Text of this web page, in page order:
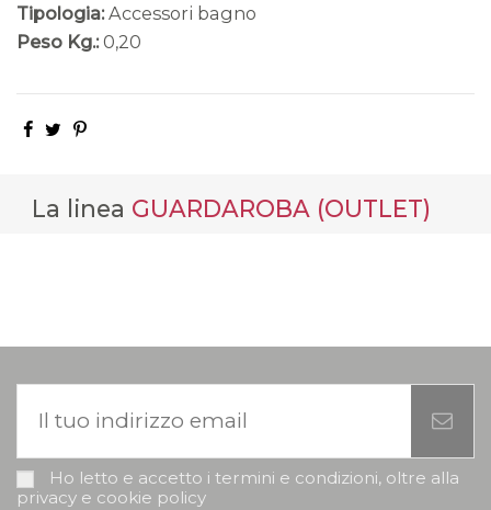
Tipologia: Accessori bagno
Peso Kg.: 0,20
La linea GUARDAROBA (OUTLET)
Ho letto e accetto i termini e condizioni, oltre alla
privacy e cookie policy